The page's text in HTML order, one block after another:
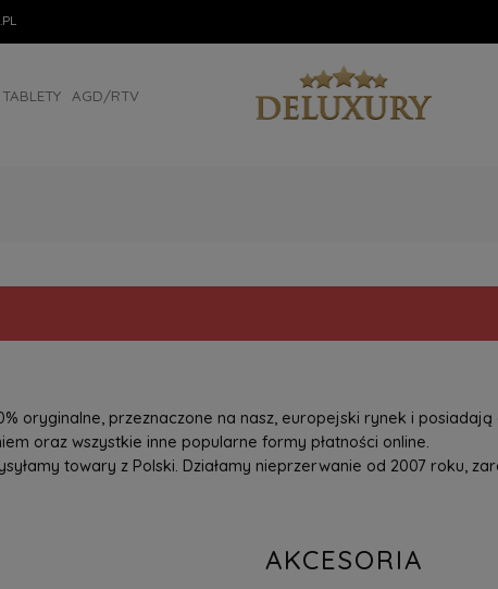
TABLETY AGD/RTV
oryginalne, przeznaczone na nasz, europejski rynek i
oraz wszystkie inne popularne formy płatności online.
towary z Polski. Działamy nieprzerwanie od 2007 roku,
AKCESORIA